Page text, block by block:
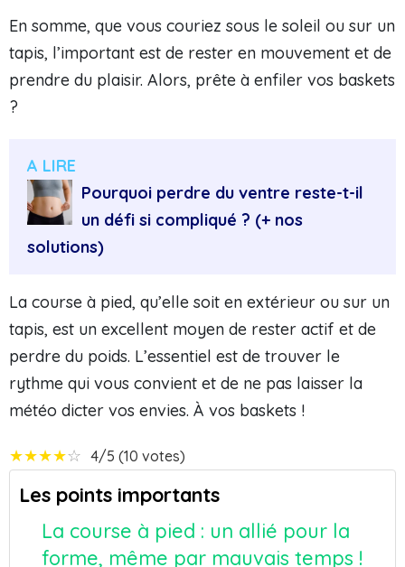
En somme, que vous couriez sous le soleil ou sur un
tapis, l’important est de rester en mouvement et de
prendre du plaisir. Alors, prête à enfiler vos baskets
?
A LIRE
Pourquoi perdre du ventre reste-t-il
un défi si compliqué ? (+ nos
solutions)
La course à pied, qu’elle soit en extérieur ou sur un
tapis, est un excellent moyen de rester actif et de
perdre du poids. L’essentiel est de trouver le
rythme qui vous convient et de ne pas laisser la
météo dicter vos envies. À vos baskets !
★★★★☆ 4/5 (10 votes)
Les points importants
La course à pied : un allié pour la
forme, même par mauvais temps !